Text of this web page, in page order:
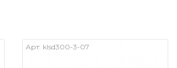
Арт: klsd300-3-07